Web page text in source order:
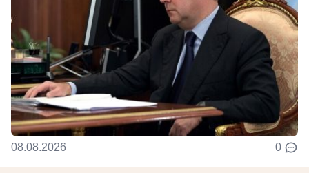
08.08.2026 0